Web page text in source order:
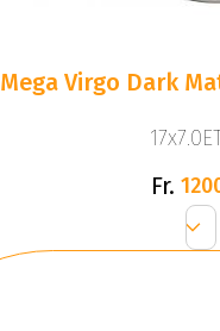
Mega Virgo Dark
Fr.